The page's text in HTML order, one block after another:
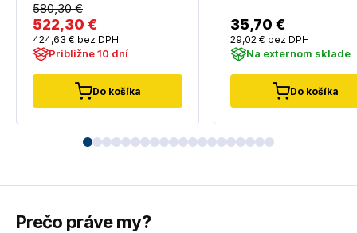
580,30 €
522,30 €
424,63 € bez DPH
Približne 10 dní
Do košíka
35,70 €
29,02 € bez DPH
Na externom sklade
Do košíka
Prečo práve my?